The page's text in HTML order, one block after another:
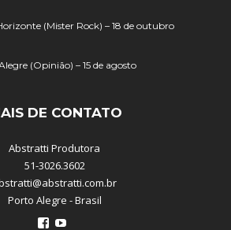
(Mister Rock) – 18 de outubro
(Opinião) – 15 de agosto
DE CONTATO
Abstratti Produtora
51-3026.3602
Porto Alegre - Brasil
Ver